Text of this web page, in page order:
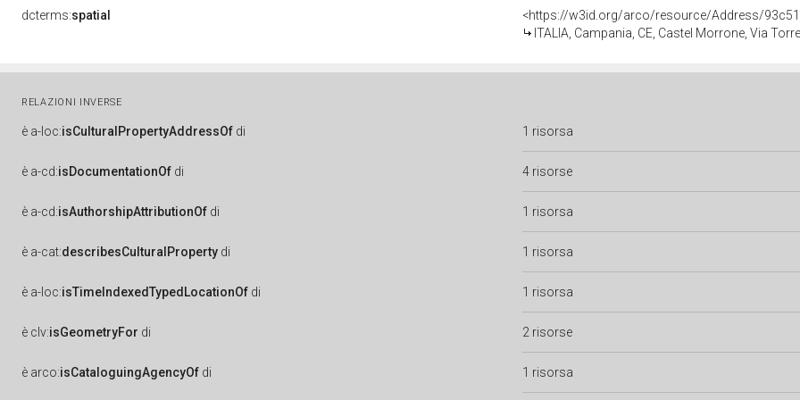
dcterms:spatial
<https://w3id.org/arco/resource/Address/
ITALIA, Campania, CE, Castel Morrone, Via Torre
RELAZIONI INVERSE
è a-loc:isCulturalPropertyAddressOf di 1 risorsa
è a-cd:isDocumentationOf di 4 risorse
è a-cd:isAuthorshipAttributionOf di 1 risorsa
è a-cat:describesCulturalProperty di 1 risorsa
è a-loc:isTimeIndexedTypedLocationOf di 1 risorsa
è clv:isGeometryFor di 2 risorse
è arco:isCataloguingAgencyOf di 1 risorsa